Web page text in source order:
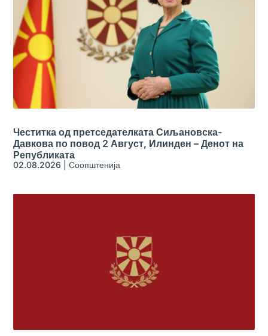
Честитка од претседателката Сиљановска-
Давкова по повод 2 Август, Илинден – Денот на
Републиката
02.08.2026 |Соопштенија